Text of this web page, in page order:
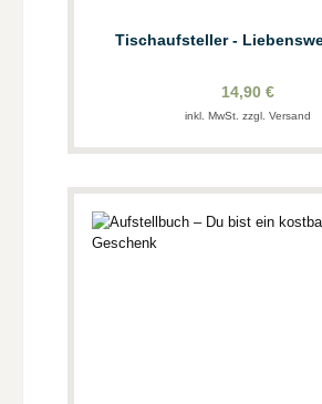
Tischaufsteller -
14,90 €
inkl. MwSt. zzgl. Versand